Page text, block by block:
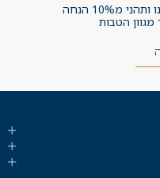
מ10% הנחה
מגוון הטבות